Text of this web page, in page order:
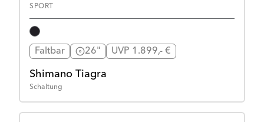
SPORT
Faltbar 26" UVP 1.899,- €
Shimano Tiagra
Schaltung